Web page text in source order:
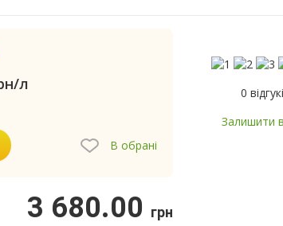
л
В обрані
3 680.00 грн
0
Залишити